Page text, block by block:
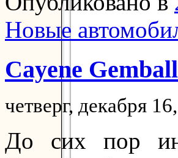
Новые
Cayene
четверг, декабря
До сих пор